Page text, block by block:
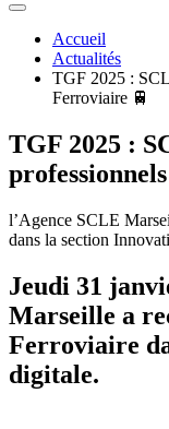
Accueil
Actualités
TGF 2025 :
Ferroviaire 🚆
TGF 2025 :
l’Agence SCLE
dans la section
Jeudi 31
Marseille a
Ferroviaire
digitale.